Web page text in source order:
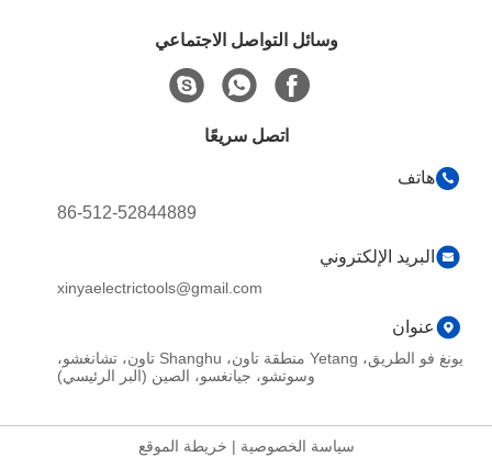
وسائل التواصل الاجتماعي
اتصل سريعًا
هاتف
86-512-52844889
البريد الإلكتروني
xinyaelectrictools@gmail.com
عنوان
يونغ فو الطريق، Yetang منطقة تاون، Shanghu تاون، تشانغشو،
وسوتشو، جيانغسو، الصين (البر الرئيسي)
سياسة الخصوصية|خريطة الموقع